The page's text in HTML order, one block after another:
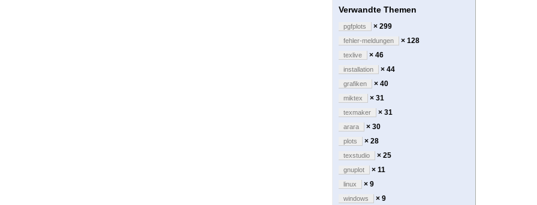
Verwandte Themen
pgfplots × 299
fehler-meldungen × 128
texlive × 46
installation × 44
grafiken × 40
miktex × 31
texmaker × 31
arara × 30
plots × 28
texstudio × 25
gnuplot × 11
linux × 9
windows × 9